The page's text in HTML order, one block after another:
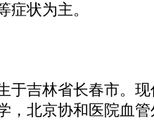
症状为主。
吉林省长春市。现
，北京协和医院血